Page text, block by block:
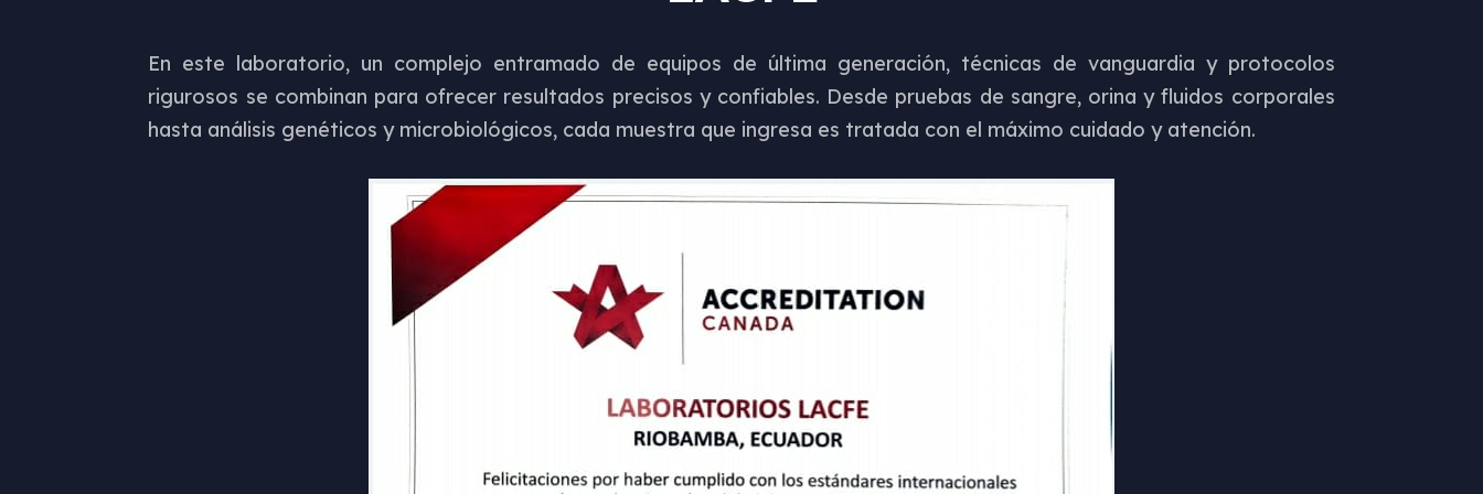
En este laboratorio, un complejo entramado de equipos de última generación, técnicas de vanguardia y protocolos
rigurosos se combinan para ofrecer resultados precisos y confiables. Desde pruebas de sangre, orina y fluidos corporales
hasta análisis genéticos y microbiológicos, cada muestra que ingresa es tratada con el máximo cuidado y atención.